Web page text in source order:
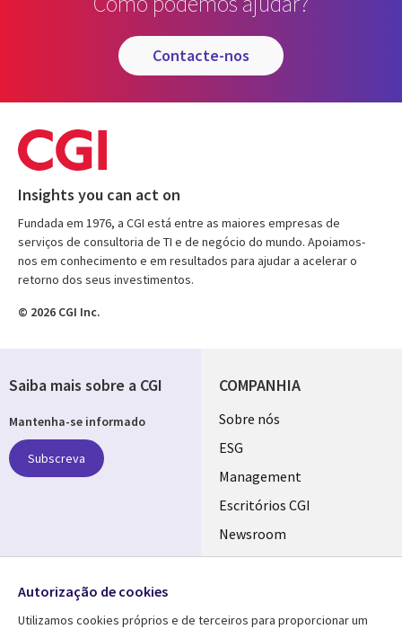
contacte-nos
Insights you can act on
Fundada em 1976, a CGI está entre as maiores empresas de
serviços de consultoria de TI e de negócio do mundo. Apoiamos-
nos em conhecimento e em resultados para ajudar a acelerar o
retorno dos seus investimentos.
© 2026 CGI Inc.
COMPANHIA
Useful
links
PORTUGAL
Sobre nós
ESG
Management
Escritórios CGI
Newsroom
Ecossistema de
Fusões
Saiba mais sobre a CGI
Mantenha-se informado
Subscreva
Social
Autorização de cookies
Utilizamos cookies próprios e de terceiros para proporcionar um